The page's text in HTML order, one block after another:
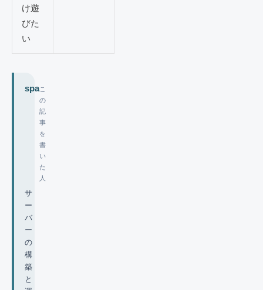
け遊
びた
い
spaこ
の
記
事
を
書
い
た
人
サ
ー
バ
ー
の
構
築
と